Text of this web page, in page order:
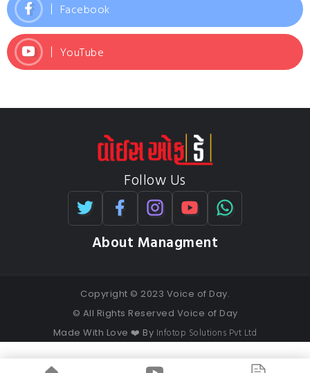
Facebook
YouTube
Follow Us
About Managment
Copyright © 2023 Voice of Day.
© All Rights Reserved Voice of Day
Made With Love ❤️ By Infotop Solutions Pvt Ltd